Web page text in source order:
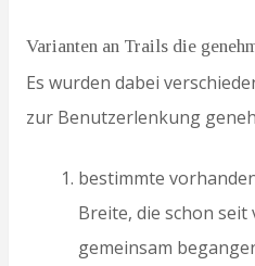
Varianten an Trails die
Es wurden dabei
zur Benutzerlenkung
bestimmte
Breite, die schon seit
gemeinsam